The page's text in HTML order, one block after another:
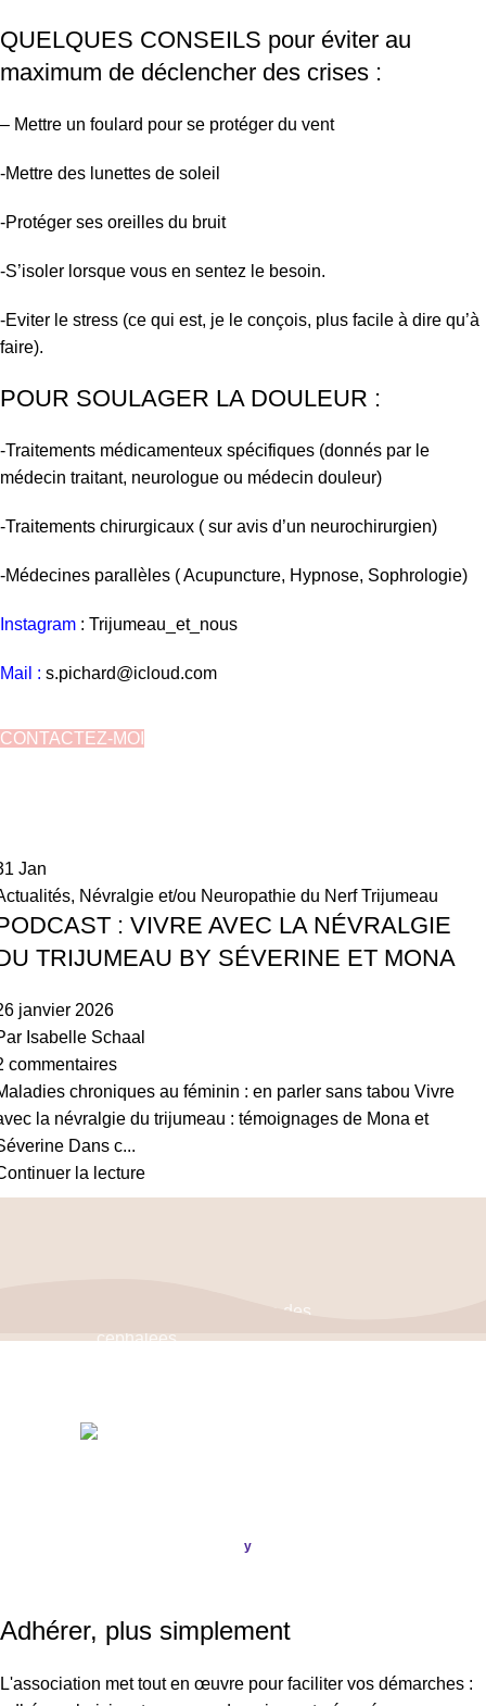
QUELQUES CONSEILS pour éviter au
maximum de déclencher des crises :
– Mettre un foulard pour se protéger du vent
-Mettre des lunettes de soleil
-Protéger ses oreilles du bruit
-S’isoler lorsque vous en sentez le besoin.
-Eviter le stress (ce qui est, je le conçois, plus facile à dire qu’à
faire).
POUR SOULAGER LA DOULEUR :
-Traitements médicamenteux spécifiques (donnés par le
médecin traitant, neurologue ou médecin douleur)
-Traitements chirurgicaux ( sur avis d’un neurochirurgien)
-Médecines parallèles ( Acupuncture, Hypnose, Sophrologie)
Instagram : Trijumeau_et_nous
Mail : s.pichard@icloud.com
CONTACTEZ-MOI
Jan
, Névralgie et/ou Neuropathie du Nerf Trijumeau
: VIVRE AVEC LA NÉVRALGIE
TRIJUMEAU BY SÉVERINE ET MONA
janvier 2026
Isabelle Schaal
commentaires
chroniques au féminin : en parler sans tabou Vivre
la névralgie du trijumeau : témoignages de Mona et
Dans c...
la lecture
y
Adhérer, plus simplement
L'association met tout en œuvre pour faciliter vos démarches :